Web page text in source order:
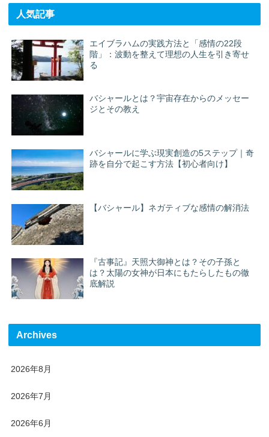
人気記事
エイブラハムの実践方法と「感情の22段
階」：波動を整えて理想の人生を引き寄せ
る
バシャールとは？宇宙存在からのメッセー
ジとその教え
バシャールに学ぶ現実創造の5ステップ｜奇
跡を自分で起こす方法【初心者向け】
【バシャール】ネガティブな感情の解消法
『古事記』天照大御神とは？その子孫と
は？太陽の女神が日本にもたらしたもの徹
底解説
Archives
2026年8月
2026年7月
2026年6月